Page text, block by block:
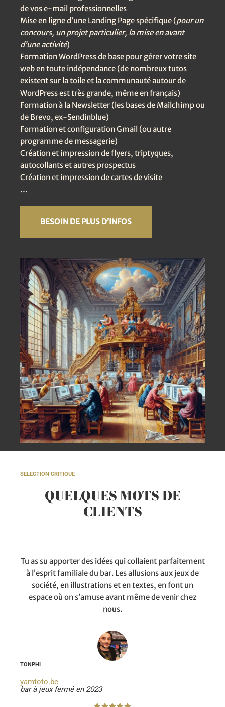
de vos e-mail professionnelles
Mise en ligne d’une Landing Page spécifique (pour un
concours, un projet particulier, la mise en avant
d’une activité)
Formation WordPress de base pour gérer votre site
web en toute indépendance (de nombreux tutos
existent sur la toile et la communauté autour de
WordPress est très grande, même en français)
Formation à la Newsletter (les bases de Mailchimp ou
de Brevo, ex-Sendinblue)
Formation et configuration Gmail (ou autre
programme de messagerie)
Création et impression de flyers, triptyques,
autocollants et autres prospectus
Création et impression de cartes de visite
…
BESOIN DE PLUS D’INFOS
SELECTION CRITIQUE
QUELQUES MOTS DE
CLIENTS
Tu as su apporter des idées qui collaient parfaitement
à l’esprit familiale du bar. Les allusions aux jeux de
société, en illustrations et en textes, en font un
espace où on s’amuse avant même de venir chez
nous.
TONPHI
yamtoto.be
bar à jeux fermé en 2023